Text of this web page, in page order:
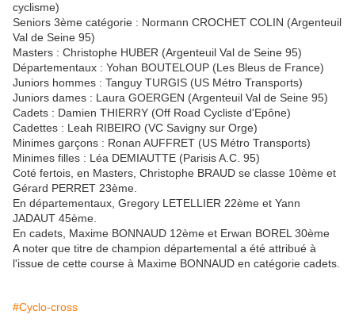
cyclisme)
Seniors 3ème catégorie : Normann CROCHET COLIN (Argenteuil
Val de Seine 95)
Masters : Christophe HUBER (Argenteuil Val de Seine 95)
Départementaux : Yohan BOUTELOUP (Les Bleus de France)
Juniors hommes : Tanguy TURGIS (US Métro Transports)
Juniors dames : Laura GOERGEN (Argenteuil Val de Seine 95)
Cadets : Damien THIERRY (Off Road Cycliste d'Epône)
Cadettes : Leah RIBEIRO (VC Savigny sur Orge)
Minimes garçons : Ronan AUFFRET (US Métro Transports)
Minimes filles : Léa DEMIAUTTE (Parisis A.C. 95)
Coté fertois, en Masters, Christophe BRAUD se classe 10ème et
Gérard PERRET 23ème.
En départementaux, Gregory LETELLIER 22ème et Yann
JADAUT 45ème.
En cadets, Maxime BONNAUD 12ème et Erwan BOREL 30ème
A noter que titre de champion départemental a été attribué à
l'issue de cette course à Maxime BONNAUD en catégorie cadets.
#Cyclo-cross